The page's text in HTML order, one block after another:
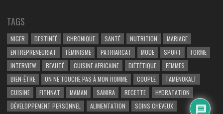
TAGS
NIGER DESTINÉÉ CHRONIQUE SANTÉ NUTRITION
MARIAGE
ENTREPRENEURIAT
FÉMINISME PATRIARCAT MODE SPORT
FORME
INTERVIEW
BEAUTÉ CUISINE AFRICAINE DIÉTÉTIQUE
FEMMES
BIEN-ÊTRE
ON NE TOUCHE PAS À MON HOMME COUPLE
TAMENOKALT
CUISINE
FITHNAT MAMAN SAMIRA RECETTE
HYDRATATION
DÉVELOPPEMENT PERSONNEL
ALIMENTATION SOINS CHEVEUX